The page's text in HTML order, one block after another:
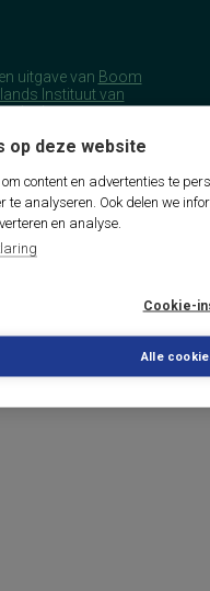
op deze website
content en advertenties te
te analyseren. Ook delen we
en analyse.
Cookie-
Alle
uitgave van Boom
Instituut van